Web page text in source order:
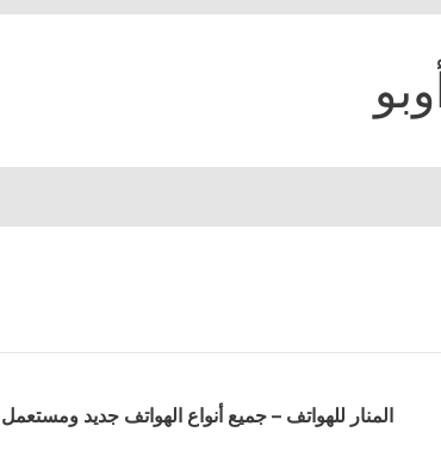
المنار للهواتف – جميع أنواع الهواتف جديد